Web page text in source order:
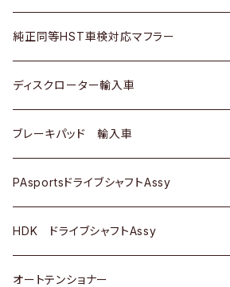
スバル
三菱
スバル
ダイハツ
マツダ
三菱
スバル
ＢＥＮＺ
ダイハツ
マツダ
三菱
スバル
いすゞ
ダイハツ
マツダ
三菱
スバル
スズキ
日産
ダイハツ
マツダ
三菱
スバル
ホンダ
スズキ
日産
ダイハツ
マツダ
三菱
ホンダ
スズキ
日産
ダイハツ
マツダ
三菱
純正同等HST車検対応マフラー
トヨタ
ホンダ
スズキ
日産
いすゞ
ディスクローター輸入車
ＡＵＤＩ
ＢＥＮＺ
ＢＭＷ
GOLF
ブレーキパッド 輸入車
ＢＥＮＺ
ＢＭＷ
ＷＡＧＥＮ
PAsportsドライブシャフトAssy
トヨタ
ホンダ
HDK ドライブシャフトAssy
スズキ
オートテンショナー